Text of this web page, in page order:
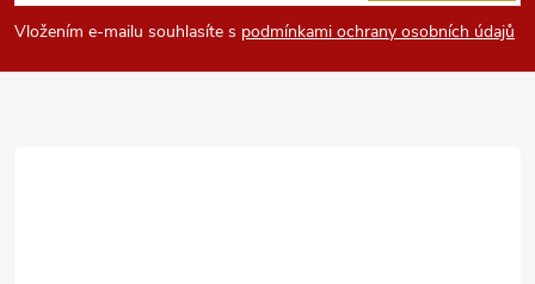
p
a
Vložením e-mailu souhlasíte s podmínkami ochrany osobních údajů